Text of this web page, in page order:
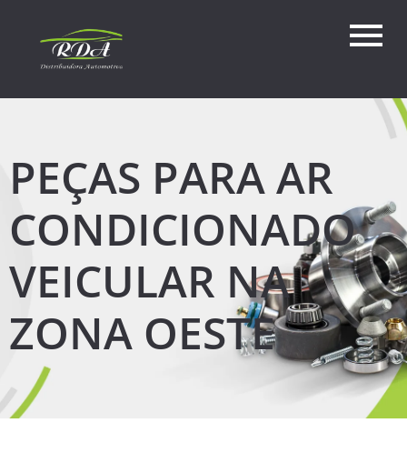
PEÇAS PARA AR
CONDICIONADO
VEICULAR NA
ZONA OESTE